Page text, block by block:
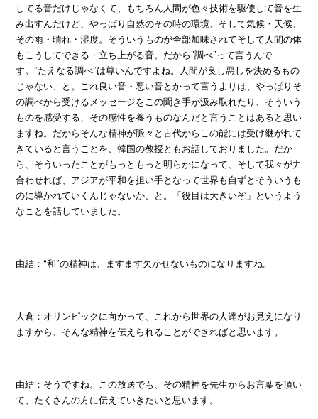
してる音だけじゃなくて、もちろん人間が色々技術を駆使して音を生
み出すんだけど、やっぱり自然のその時の環境、そして気候・天候、
その雨・晴れ・湿度。そういうものが全部加味されてそして人間の体
もこうしてできる・立ち上がる音。だから”調べ”って言うんで
す。”たえなる調べ”は尊いんですよね。人間が良し悪しを決めるもの
じゃない、と。これ良い音・悪い音とかって言うよりは、やっぱりそ
の調べから受けるメッセージをこの聞き手が汲み取れたり、そういう
ものを感受する、その感性を養うものなんだと言うことはあると思い
ますね。だからそんな精神が脈々と古代からこの能には受け継がれて
きていると言うことを、韓国の教授ともお話しておりました。だか
ら、そういったことがもっともっと明らかになって、そして我々が力
合わせれば、アジアが平和を担い手となって世界も自ずとそういうも
のに導かれていくんじゃないか、と。「役目は大きいぞ」というよう
なことを話していました。
由結：“和”の精神は、ますます欠かせないものになりますね。
大倉：オリンピックに向かって、これから世界の人達がお見えになり
ますから、そんな精神を伝えられることができればと思います。
由結：そうですね。この放送でも、その精神を先生からお言葉を頂い
て、たくさんの方に伝えていきたいと思います。